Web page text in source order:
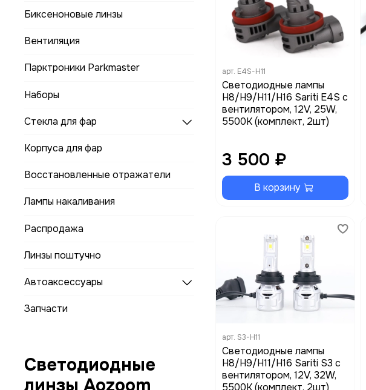
арт. E4S-H11
Cветодиодные лампы
H8/H9/H11/H16 Sariti E4S с
вентилятором, 12V, 25W,
5500K (комплект, 2шт)
3 500 ₽
В корзину
арт. S3-H11
Светодиодные лампы
H8/H9/H11/H16 Sariti S3 с
вентилятором, 12V, 32W,
5500K (комплект, 2шт)
Биксеноновые линзы
Вентиляция
Парктроники Parkmaster
Наборы
Стекла для фар
Корпуса для фар
Восстановленные отражатели
Лампы накаливания
Распродажа
Линзы поштучно
Автоаксессуары
Запчасти
Светодиодные
линзы Aozoom